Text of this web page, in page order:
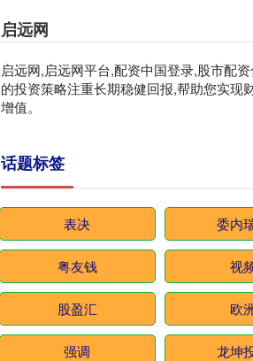
启远网
启远网,启远网平台,配资中国登录,股市配
的投资策略注重长期稳健回报,帮助您实现
增值。
话题标签
表决 委内
粤友钱 视
股盈汇 欧
强调 龙坤